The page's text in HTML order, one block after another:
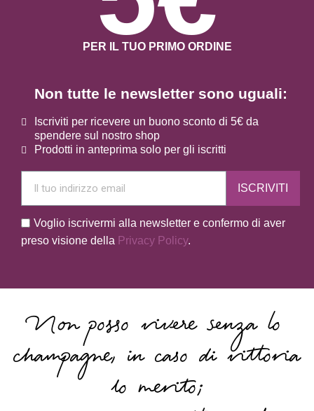
Non tutte le newsletter sono uguali:
Iscriviti per ricevere un buono sconto di 5€ da
spendere sul nostro shop
Prodotti in anteprima solo per gli iscritti
ISCRIVITI
Voglio iscrivermi alla newsletter e confermo di aver
preso visione della Privacy Policy.
PER IL TUO PRIMO ORDINE
Non posso vivere senza lo
champagne, in caso di vittoria
lo merito;